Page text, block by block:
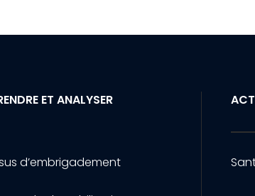
ET ANALYSER
d’embrigadement